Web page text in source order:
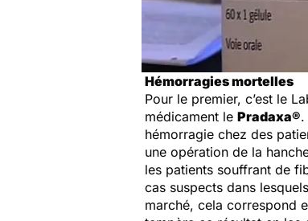
Hémorragies mortelles
Pour le premier, c’est le
médicament le Pradaxa®.
hémorragie chez des
une opération de la
les patients souffrant de
cas suspects dans
marché, cela correspond